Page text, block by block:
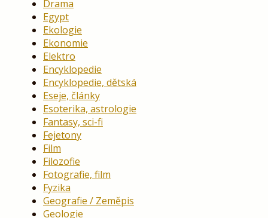
Drama
Egypt
Ekologie
Ekonomie
Elektro
Encyklopedie
Encyklopedie, dětská
Eseje, články
Esoterika, astrologie
Fantasy, sci-fi
Fejetony
Film
Filozofie
Fotografie, film
Fyzika
Geografie / Zeměpis
Geologie